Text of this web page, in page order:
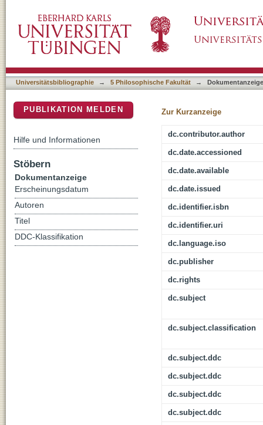
Universitätsbibliographie → 5 Philosophische Fakultät → Dokumentanzeige
Zur Kurzanzeige
dc.contributor.author
dc.date.accessioned
dc.date.available
dc.date.issued
dc.identifier.isbn
dc.identifier.uri
dc.language.iso
dc.publisher
dc.rights
dc.subject
dc.subject.classification
dc.subject.ddc
dc.subject.ddc
dc.subject.ddc
dc.subject.ddc
PUBLIKATION MELDEN
Hilfe und Informationen
Stöbern
Dokumentanzeige
Erscheinungsdatum
Autoren
Titel
DDC-Klassifikation